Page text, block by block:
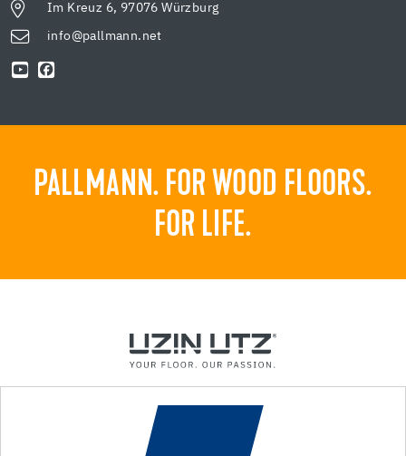
Im Kreuz 6, 97076 Würzburg
info@pallmann.net
PALLMANN. FOR WOOD FLOORS.
FOR LIFE.